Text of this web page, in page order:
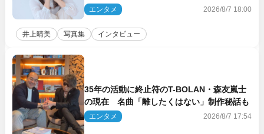
裸々に語る 27年ぶりに写真集発売
エンタメ 2026/8/7 18:00
井上晴美 写真集 インタビュー
35年の活動に終止符のT-BOLAN・森友嵐士
の現在 名曲「離したくはない」制作秘話も
エンタメ 2026/8/7 17:54